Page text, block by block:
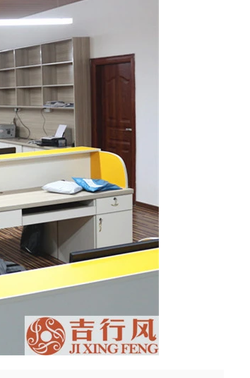
Tagliare il filo fuori dei calzini bambino
2018-01-15 09:17:49
doppio-controllano l'interno del filetto?
Changsha, un mese vecchio bambino, è